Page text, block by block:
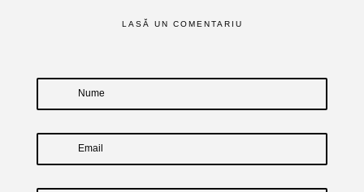
LASĂ UN COMENTARIU
Nume
Email